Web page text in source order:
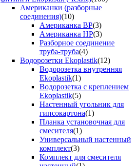
Американки (разборные
соединения)(10)
Американка ВР(3)
Американка НР(3)
Разборное соединение
труба-труба(4)
Водорозетки Ekoplastik(12)
Водорозетка внутренняя
Ekoplastik(1)
Водорозетка с креплением
Ekoplastik(5)
Настенный угольник для
гипсокартона(1)
Планка установочная для
смесителя(1)
Универсальный настенный
комплект(3)
Комплект для смесителя